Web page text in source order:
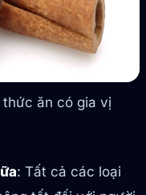
ăn có gia vị
: Tất cả các loại